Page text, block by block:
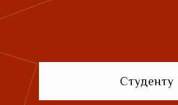
Студенту